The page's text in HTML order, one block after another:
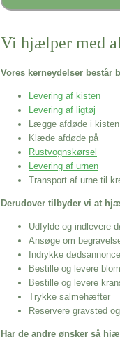
Vi hjælper med
Vores kerneydelser består
Levering af kisten
Levering af ligtøj
Lægge afdøde i kisten
Klæde afdøde på
Rustvognskørsel
Levering af urnen
Transport af urne til
Derudover tilbyder vi at
Udfylde og indlevere
Ansøge om
Indrykke dødsannonce
Bestille og levere
Bestille og levere
Trykke salmehæfter
Reservere gravsted
Har de andre ønsker så